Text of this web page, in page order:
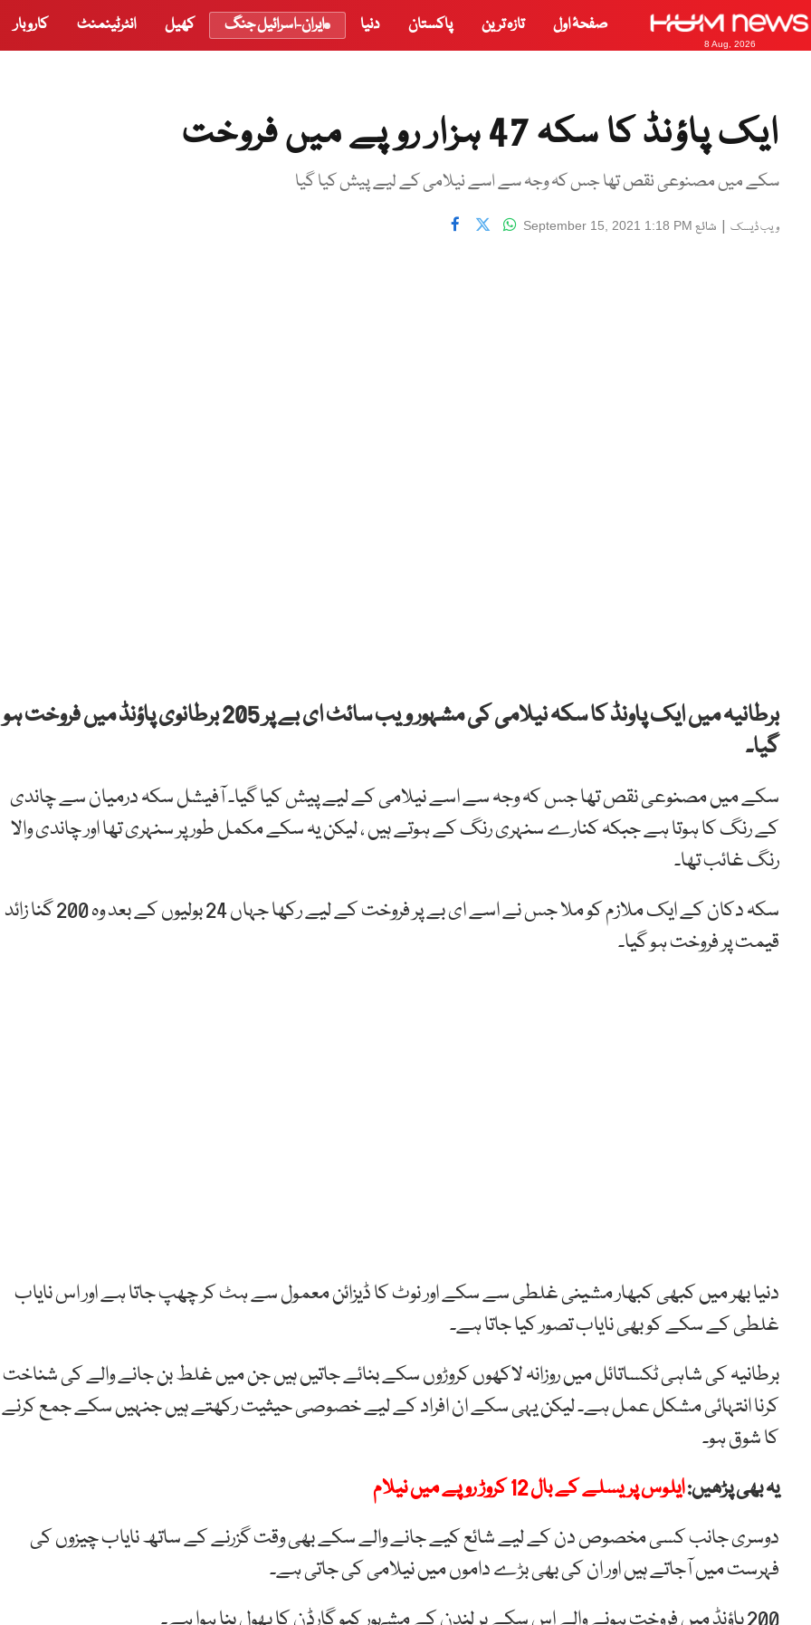
8 Aug, 2026
صفحۂ اول تازہ ترین پاکستان دنیا ایران-اسرائیل جنگ کھیل انٹرٹینمنٹ کاروبار
ایک پاؤنڈ کا سکہ 47 ہزار روپے میں فروخت
سکے میں مصنوعی نقص تھا جس کہ وجہ سے اسے نیلامی کے لیے پیش کیا گیا
ویب ڈیسک | شائع September 15, 2021 1:18 PM
برطانیہ میں ایک پاونڈ کا سکہ نیلامی کی مشہور ویب سائٹ ای بے پر 205 برطانوی پاؤنڈ میں فروخت ہو
گیا۔
سکے میں مصنوعی نقص تھا جس کہ وجہ سے اسے نیلامی کے لیے پیش کیا گیا۔ آفیشل سکہ درمیان سے چاندی
کے رنگ کا ہوتا ہے جبکہ کنارے سنہری رنگ کے ہوتے ہیں ، لیکن یہ سکے مکمل طور پر سنہری تھا اور چاندی والا
رنگ غائب تھا۔
سکہ دکان کے ایک ملازم کو ملا جس نے اسے ای بے پر فروخت کے لیے رکھا جہاں 24 بولیوں کے بعد وہ 200 گنا زائد
قیمت پر فروخت ہو گیا۔
دنیا بھر میں کبھی کبھار مشینی غلطی سے سکے اور نوٹ کا ڈیزائن معمول سے ہٹ کر چھپ جاتا ہے اور اس نایاب
غلطی کے سکے کو بھی نایاب تصور کیا جاتا ہے۔
برطانیہ کی شاہی ٹکساتائل میں روزانہ لاکھوں کروڑوں سکے بنائے جاتیں ہیں جن میں غلط بن جانے والے کی شناخت
کرنا انتہائی مشکل عمل ہے۔ لیکن یہی سکے ان افراد کے لیے خصوصی حیثیت رکھتے ہیں جنہیں سکے جمع کرنے
کا شوق ہو۔
یہ بھی پڑھیں:ایلوس پریسلے کے بال 12 کروڑ روپے میں نیلام
دوسری جانب کسی مخصوص دن کے لیے شائع کیے جانے والے سکے بھی وقت گزرنے کے ساتھ نایاب چیزوں کی
فہرست میں آجاتے ہیں اور ان کی بھی بڑے داموں میں نیلامی کی جاتی ہے۔